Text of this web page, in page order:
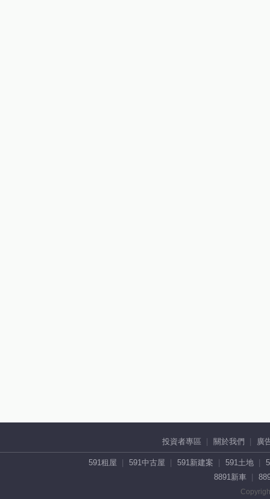
投資者專區 關於我們 廣
591租屋 591中古屋 591新建案 591土地
8891新車